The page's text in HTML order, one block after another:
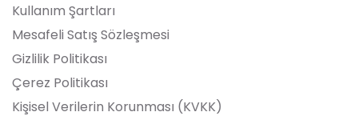
Kullanım Şartları
Mesafeli Satış Sözleşmesi
Gizlilik Politikası
Çerez Politikası
Kişisel Verilerin Korunması (KVKK)